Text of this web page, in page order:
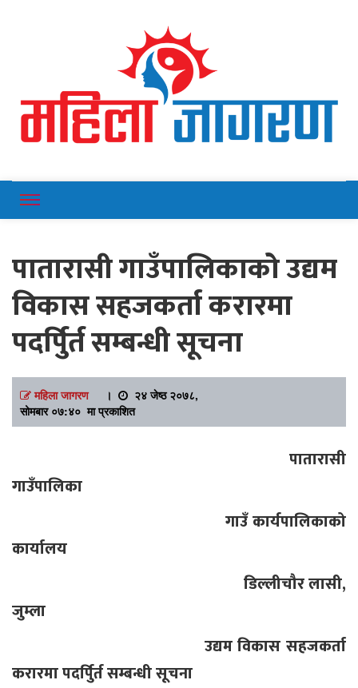
Mahilajagaran
पातारासी गाउँपालिकाको उद्यम
विकास सहजकर्ता करारमा
पदर्पुिर्त सम्बन्धी सूचना
महिला जागरण।
२४ जेष्ठ २०७८,
सोमबार ०७:४० मा प्रकाशित
पातारासी
गाउँपालिका
गाउँ कार्यपालिकाको
कार्यालय
डिल्लीचौर लासी,
जुम्ला
उद्यम विकास सहजकर्ता
करारमा पदर्पुिर्त सम्बन्धी सूचना